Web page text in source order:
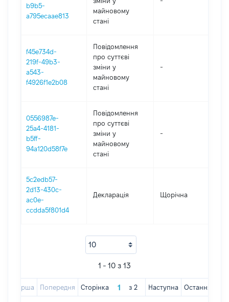
b9b5-
a795ecaae813
майновому
стані
f45e734d-
219f-49b3-
a543-
f4926f1e2b08
Повідомлення
про суттєві
зміни y
майновому
стані
-
0556987e-
25a4-4181-
b5ff-
94a120d58f7e
Повідомлення
про суттєві
зміни y
майновому
стані
-
5c2edb57-
2d13-430c-
ac0e-
ccdda5f801d4
Декларація Щорічна
1 - 10 з 13
Перша Попередня Сторінка з 2 Наступна Остання